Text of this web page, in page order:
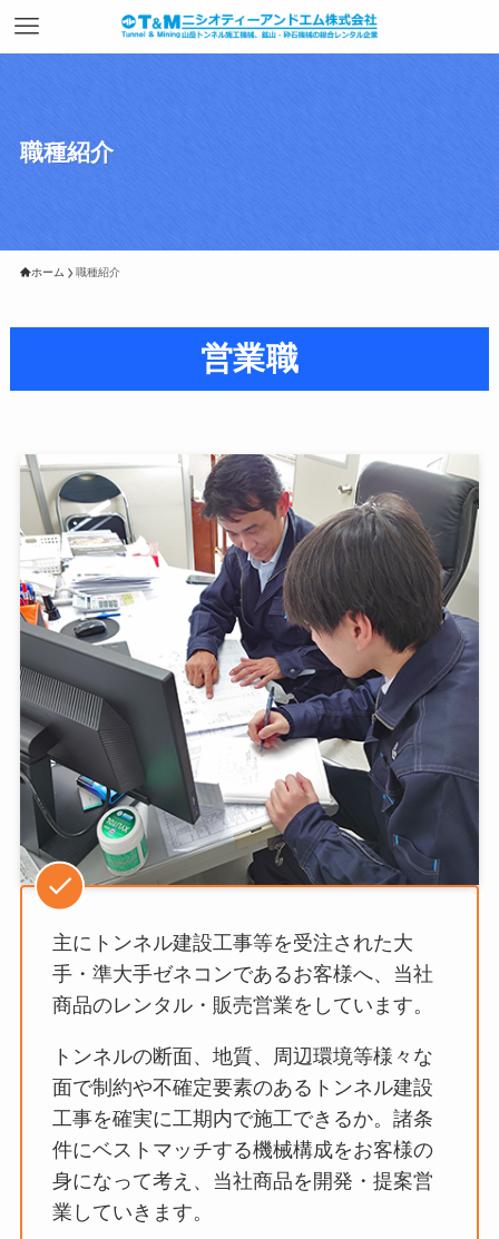
職種紹介
ホーム 職種紹介
営業職
主にトンネル建設工事等を受注された大
手・準大手ゼネコンであるお客様へ、当社
商品のレンタル・販売営業をしています。
トンネルの断面、地質、周辺環境等様々な
面で制約や不確定要素のあるトンネル建設
工事を確実に工期内で施工できるか。諸条
件にベストマッチする機械構成をお客様の
身になって考え、当社商品を開発・提案営
業していきます。